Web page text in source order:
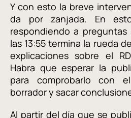
Y con esto la breve
da por zanjada. En
respondiendo a preguntas
las 13:55 termina la rueda
explicaciones sobre el
Habra que esperar la
para comprobarlo con
borrador y sacar
Al partir del día que se